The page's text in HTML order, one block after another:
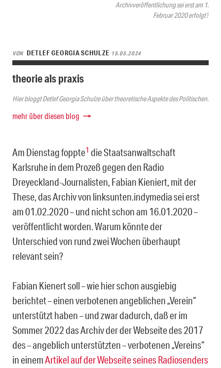
Archivveröffentlichung sei erst am 1.
Februar 2020 erfolgt?
VON DETLEF GEORGIA SCHULZE 15.05.2024
theorie als praxis
Hier bloggt Detlef Georgia Schulze über theoretische Aspekte des Politischen.
mehr über diesen blog
Am Dienstag foppte1 die Staatsanwaltschaft
Karlsruhe in dem Prozeß gegen den Radio
Dreyeckland-Journalisten, Fabian Kieniert, mit der
These, das Archiv von linksunten.indy­media sei erst
am 01.02.2020 – und nicht schon am 16.01.2020 –
veröffentlicht worden. Warum könnte der
Unterschied von rund zwei Wochen überhaupt
relevant sein?
Fabian Kienert soll – wie hier schon ausgiebig
berichtet – einen verbotenen angeblichen „Verein“
unterstützt haben – und zwar dadurch, daß er im
Sommer 2022 das Archiv der der Webseite des 2017
des – angeblich unterstützten – verbotenen „Vereins“
in einemArtikel auf der Webseite seines Radiosenders